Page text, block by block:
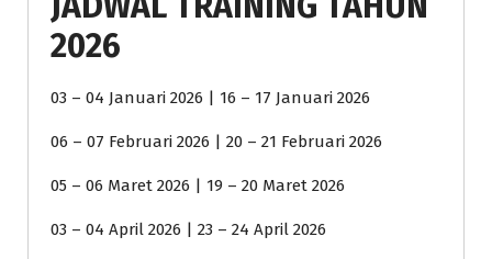
2026
03 – 04 Januari 2026 | 16 – 17 Januari 2026
06 – 07 Februari 2026 | 20 – 21 Februari 2026
05 – 06 Maret 2026 | 19 – 20 Maret 2026
03 – 04 April 2026 | 23 – 24 April 2026